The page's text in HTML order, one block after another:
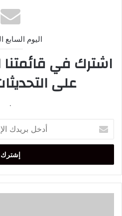
اليوم السابع
اشترك في قائمتنا
على
.
بريدك
الإلكتروني